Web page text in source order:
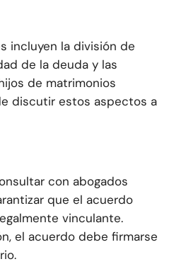
incluyen la división de
de la deuda y las
de matrimonios
discutir estos aspectos a
con abogados
que el acuerdo
vinculante.
el acuerdo debe firmarse